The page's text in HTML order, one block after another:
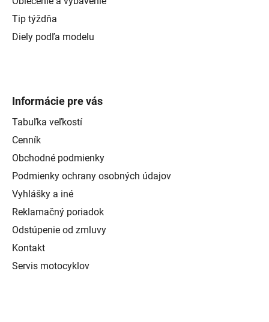
Tip týždňa
Diely podľa modelu
Informácie pre vás
Tabuľka veľkostí
Cenník
Obchodné podmienky
Podmienky ochrany osobných údajov
Vyhlášky a iné
Reklamačný poriadok
Odstúpenie od zmluvy
Kontakt
Servis motocyklov